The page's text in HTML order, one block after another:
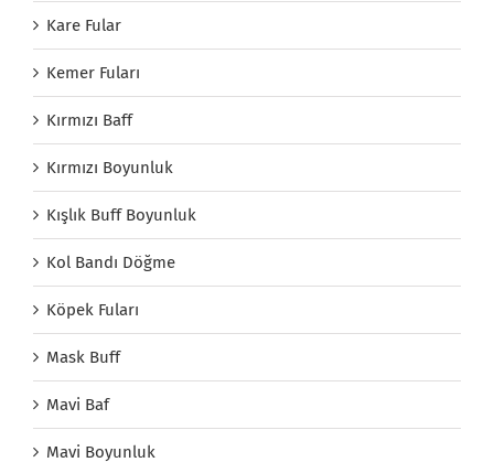
Kare Fular
Kemer Fuları
Kırmızı Baff
Kırmızı Boyunluk
Kışlık Buff Boyunluk
Kol Bandı Döğme
Köpek Fuları
Mask Buff
Mavi Baf
Mavi Boyunluk